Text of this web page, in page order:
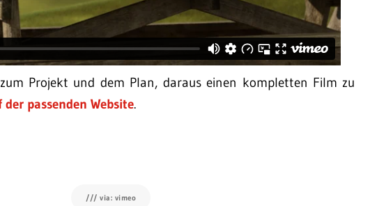
Projekt und dem Plan, daraus einen kompletten Film zu
der passenden Website.
/// via: vimeo